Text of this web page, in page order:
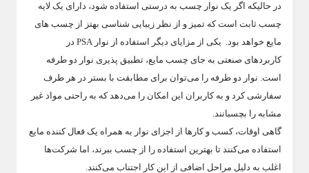
در حالیکه اگر یک نوار چسب به درستی استفاده شود، دارای یک لایه
چسب ثابت است که تمیز و از نظر زیبایی شناسی بهتز از چسب های
مایع خواهد بود. یکی از مزایای دیگر استفاده از نوار PSA در
کاربردهای صنعتی به جای چسب مایع، تطبیق پذیری نوار دو طرفه
است. نوار دو طرفه را می‌توان برای مطابقت با بستر در هر طرف
سفارشی کرد و به کاربران این امکان را می‌دهد که به راحتی مواد غیر
مشابه را بچسبانند.
گاهی اوقات، کسب و کارها از اجزای نوار به همراه یک فعال کننده مایع
استفاده می‌کنند تا بهترین استفاده را از چسب ببرند، اما شرکت‌ها
اغلب به دلیل مراحل اضافی از این کار اجتناب می‌کنند.